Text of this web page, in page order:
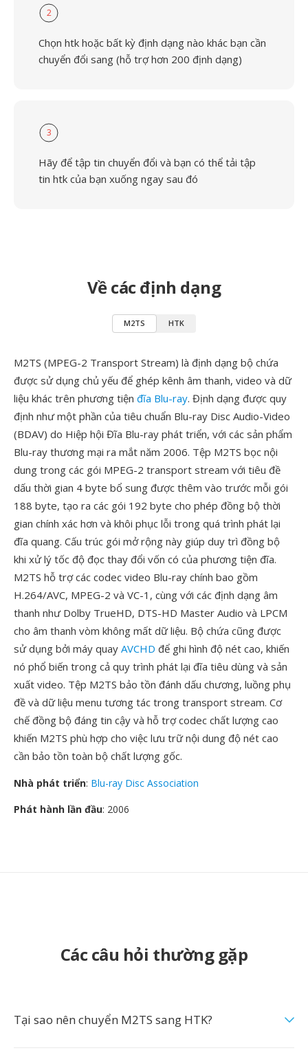
2
Chọn htk hoặc bất kỳ định dạng nào khác bạn cần
chuyển đổi sang (hỗ trợ hơn 200 định dạng)
3
Hãy để tập tin chuyển đổi và bạn có thể tải tập
tin htk của bạn xuống ngay sau đó
Về các định dạng
M2TS HTK
M2TS (MPEG-2 Transport Stream) là định dạng bộ chứa
được sử dụng chủ yếu để ghép kênh âm thanh, video và dữ
liệu khác trên phương tiện đĩa Blu-ray. Định dạng được quy
định như một phần của tiêu chuẩn Blu-ray Disc Audio-Video
(BDAV) do Hiệp hội Đĩa Blu-ray phát triển, với các sản phẩm
Blu-ray thương mại ra mắt năm 2006. Tệp M2TS bọc nội
dung trong các gói MPEG-2 transport stream với tiêu đề
dấu thời gian 4 byte bổ sung được thêm vào trước mỗi gói
188 byte, tạo ra các gói 192 byte cho phép đồng bộ thời
gian chính xác hơn và khôi phục lỗi trong quá trình phát lại
đĩa quang. Cấu trúc gói mở rộng này giúp duy trì đồng bộ
khi xử lý tốc độ đọc thay đổi vốn có của phương tiện đĩa.
M2TS hỗ trợ các codec video Blu-ray chính bao gồm
H.264/AVC, MPEG-2 và VC-1, cùng với các định dạng âm
thanh như Dolby TrueHD, DTS-HD Master Audio và LPCM
cho âm thanh vòm không mất dữ liệu. Bộ chứa cũng được
sử dụng bởi máy quay AVCHD để ghi hình độ nét cao, khiến
nó phổ biến trong cả quy trình phát lại đĩa tiêu dùng và sản
xuất video. Tệp M2TS bảo tồn đánh dấu chương, luồng phụ
đề và dữ liệu menu tương tác trong transport stream. Cơ
chế đồng bộ đáng tin cậy và hỗ trợ codec chất lượng cao
khiến M2TS phù hợp cho việc lưu trữ nội dung độ nét cao
cần bảo tồn toàn bộ chất lượng gốc.
Nhà phát triển: Blu-ray Disc Association
Phát hành lần đầu: 2006
Các câu hỏi thường gặp
Tại sao nên chuyển M2TS sang HTK?